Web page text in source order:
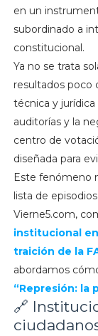
en un
subordinado a
constitucional.
Ya no se trata
resultados poco
técnica y
auditorías y la
centro de
diseñada para
Este fenómeno
lista de
Vierne5.com,
institucional
traición de la
abordamos
“Represión: la
🔗